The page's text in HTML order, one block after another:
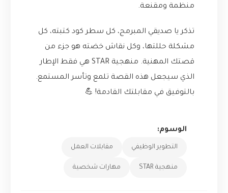
منظمة ومقنعة.
تذكر يا صديقي المبرمج، كل سطر كود كتبته، كل
مشكلة حللتها، وكل نقاش خضته هو جزء من
قصتك المهنية. منهجية STAR هي فقط الإطار
الذي سيجعل هذه القصة تلمع وتأسر المستمع.
بالتوفيق في مقابلتك القادمة! 💪
الوسوم:
التطوير الوظيفي مقابلات العمل
منهجية STAR مهارات شخصية